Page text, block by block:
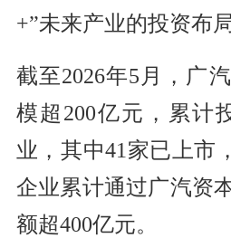
+”未来产业的投资布局
截至2026年5月，广
模超200亿元，累计
业，其中41家已上市
企业累计通过广汽资
额超400亿元。